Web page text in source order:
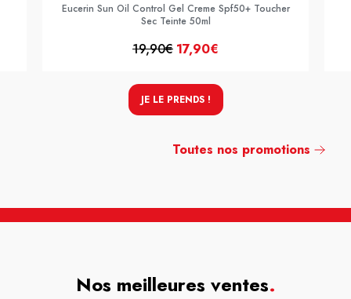
Eucerin Sun Oil Control Gel Creme Spf50+ Toucher
Sec Teinte 50ml
19,90€ 17,90€
JE LE PRENDS !
Toutes nos promotions
Nos meilleures ventes.